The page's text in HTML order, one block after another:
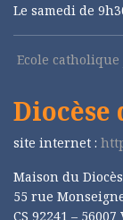
Le samedi de
Ecole catholique
Diocèse
site internet :
Maison du
55 rue
CS 92241 –